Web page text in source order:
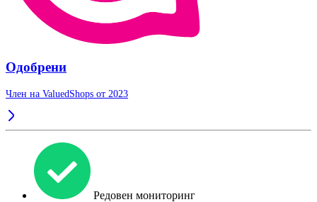
Одобрени
Член на ValuedShops от 2023
Редовен мониторинг